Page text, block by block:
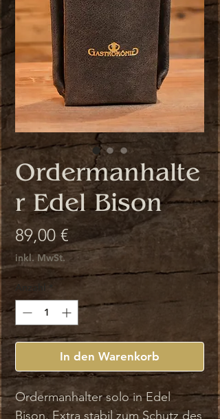
Ordermanhalte
r Edel Bison
89,00 € Preis
inkl. MwSt.
Anzahl *
In den Warenkorb
Ordermanhalter solo in Edel
Bison. Extra stabil zum Schutz des